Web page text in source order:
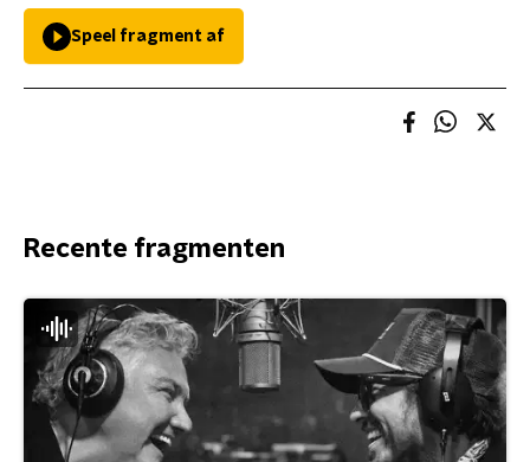
Speel fragment af
Recente fragmenten